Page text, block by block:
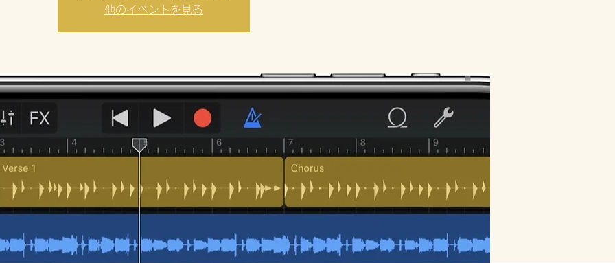
他のイベントを見る